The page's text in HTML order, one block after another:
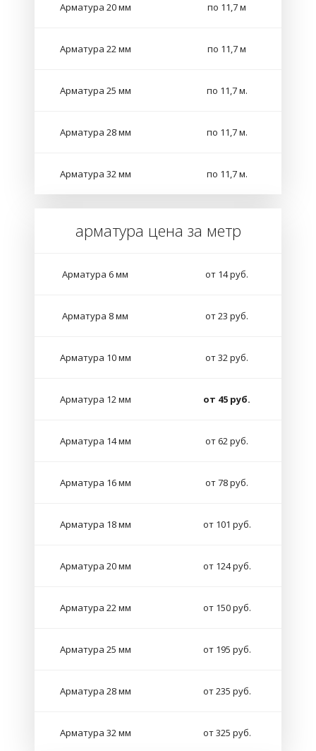
Арматура 20 мм по 11,7 м
Арматура 22 мм по 11,7 м
Арматура 25 мм по 11,7 м.
Арматура 28 мм по 11,7 м.
Арматура 32 мм по 11,7 м.
арматура цена за метр
Арматура 6 мм от 14 руб.
Арматура 8 мм от 23 руб.
Арматура 10 мм от 32 руб.
Арматура 12 мм от 45 руб.
Арматура 14 мм от 62 руб.
Арматура 16 мм от 78 руб.
Арматура 18 мм от 101 руб.
Арматура 20 мм от 124 руб.
Арматура 22 мм от 150 руб.
Арматура 25 мм от 195 руб.
Арматура 28 мм от 235 руб.
Арматура 32 мм от 325 руб.